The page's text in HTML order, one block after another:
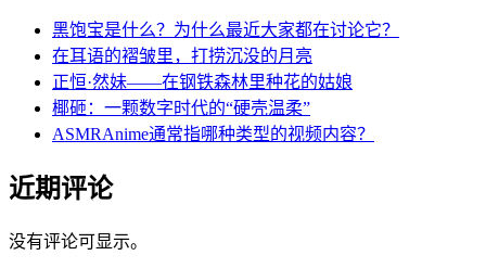
黑饱宝是什么？为什么最近大家都在讨论它？
在耳语的褶皱里，打捞沉没的月亮
正恒·然妹——在钢铁森林里种花的姑娘
椰砸：一颗数字时代的“硬壳温柔”
ASMRAnime通常指哪种类型的视频内容？
近期评论
没有评论可显示。